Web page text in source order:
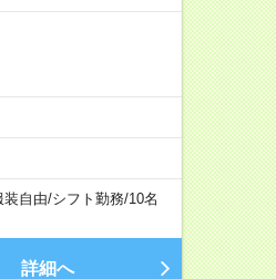
装自由/シフト勤務/10名
詳細へ